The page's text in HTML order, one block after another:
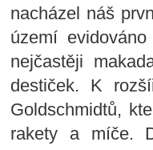
nacházel náš
území
nejčastěji
destiček. K
Goldschmidtů,
rakety a míče.